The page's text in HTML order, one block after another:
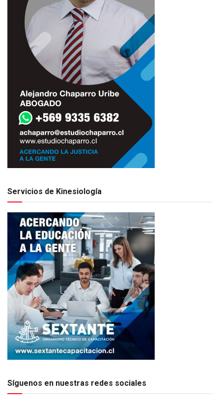
Servicios de Kinesiología
Síguenos en nuestras redes sociales